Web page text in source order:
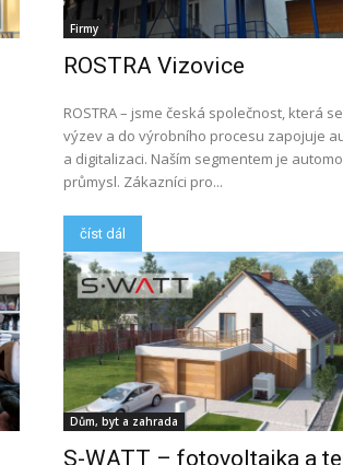
Firmy
ROSTRA Vizovice
ROSTRA – jsme česká společnost, která
výzev a do výrobního procesu zapojuje
a digitalizaci. Naším segmentem je
průmysl. Zákazníci pro...
číst dál
Dům, byt a zahrada
S-WATT – fotovoltaika a